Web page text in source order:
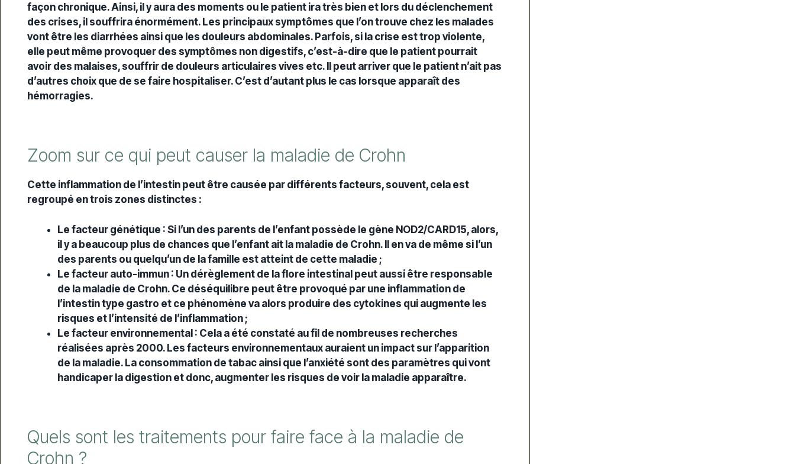
façon chronique. Ainsi, il y aura des moments ou le patient ira très bien et lors du déclenchement
des crises, il souffrira énormément. Les principaux symptômes que l’on trouve chez les malades
vont être les diarrhées ainsi que les douleurs abdominales. Parfois, si la crise est trop violente,
elle peut même provoquer des symptômes non digestifs, c’est-à-dire que le patient pourrait
avoir des malaises, souffrir de douleurs articulaires vives etc. Il peut arriver que le patient n’ait pas
d’autres choix que de se faire hospitaliser. C’est d’autant plus le cas lorsque apparaît des
hémorragies.
Zoom sur ce qui peut causer la maladie de Crohn
Cette inflammation de l’intestin peut être causée par différents facteurs, souvent, cela est
regroupé en trois zones distinctes :
Le facteur génétique : Si l’un des parents de l’enfant possède le gène NOD2/CARD15, alors,
il y a beaucoup plus de chances que l’enfant ait la maladie de Crohn. Il en va de même si l’un
des parents ou quelqu’un de la famille est atteint de cette maladie ;
Le facteur auto-immun : Un dérèglement de la flore intestinal peut aussi être responsable
de la maladie de Crohn. Ce déséquilibre peut être provoqué par une inflammation de
l’intestin type gastro et ce phénomène va alors produire des cytokines qui augmente les
risques et l’intensité de l’inflammation ;
Le facteur environnemental : Cela a été constaté au fil de nombreuses recherches
réalisées après 2000. Les facteurs environnementaux auraient un impact sur l’apparition
de la maladie. La consommation de tabac ainsi que l’anxiété sont des paramètres qui vont
handicaper la digestion et donc, augmenter les risques de voir la maladie apparaître.
Quels sont les traitements pour faire face à la maladie de
Crohn ?